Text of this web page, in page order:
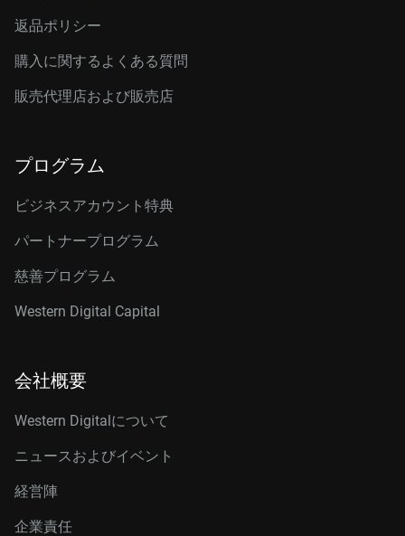
返品ポリシー
購入に関するよくある質問
販売代理店および販売店
プログラム
ビジネスアカウント特典
パートナープログラム
慈善プログラム
Western Digital Capital
会社概要
Western Digitalについて
ニュースおよびイベント
経営陣
企業責任